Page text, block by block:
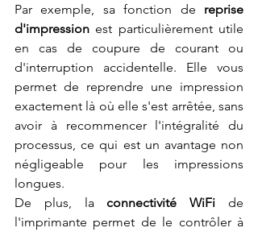
Par exemple, sa fonction de reprise
d'impression est particulièrement utile
en cas de coupure de courant ou
d'interruption accidentelle. Elle vous
permet de reprendre une impression
exactement là où elle s'est arrêtée, sans
avoir à recommencer l'intégralité du
processus, ce qui est un avantage non
négligeable pour les impressions
longues.
De plus, la connectivité WiFi de
l'imprimante permet de le contrôler à